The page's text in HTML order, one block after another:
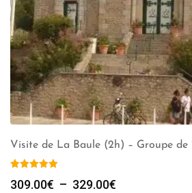
Visite de La Baule (2h) – Groupe de
309.00€ – 329.00€